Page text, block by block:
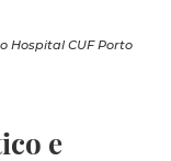
Hospital CUF Porto
e